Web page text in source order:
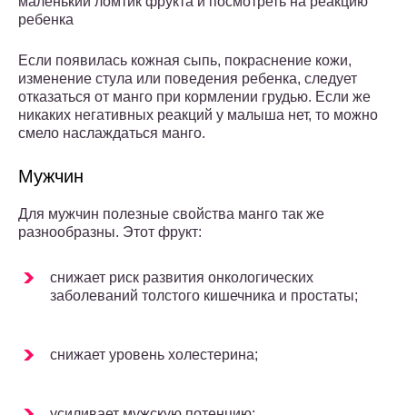
ребенка
Если появилась кожная сыпь, покраснение кожи,
изменение стула или поведения ребенка, следует
отказаться от манго при кормлении грудью. Если же
никаких негативных реакций у малыша нет, то можно
смело наслаждаться манго.
Мужчин
Для мужчин полезные свойства манго так же
разнообразны. Этот фрукт:
снижает риск развития онкологических
заболеваний толстого кишечника и простаты;
снижает уровень холестерина;